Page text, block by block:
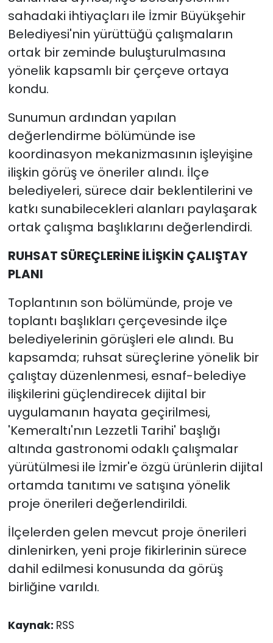
sahadaki ihtiyaçları ile İzmir Büyükşehir
Belediyesi'nin yürüttüğü çalışmaların
ortak bir zeminde buluşturulmasına
yönelik kapsamlı bir çerçeve ortaya
kondu.
Sunumun ardından yapılan
değerlendirme bölümünde ise
koordinasyon mekanizmasının işleyişine
ilişkin görüş ve öneriler alındı. İlçe
belediyeleri, sürece dair beklentilerini ve
katkı sunabilecekleri alanları paylaşarak
ortak çalışma başlıklarını değerlendirdi.
RUHSAT SÜREÇLERİNE İLİŞKİN ÇALIŞTAY
PLANI
Toplantının son bölümünde, proje ve
toplantı başlıkları çerçevesinde ilçe
belediyelerinin görüşleri ele alındı. Bu
kapsamda; ruhsat süreçlerine yönelik bir
çalıştay düzenlenmesi, esnaf-belediye
ilişkilerini güçlendirecek dijital bir
uygulamanın hayata geçirilmesi,
'Kemeraltı'nın Lezzetli Tarihi' başlığı
altında gastronomi odaklı çalışmalar
yürütülmesi ile İzmir'e özgü ürünlerin dijital
ortamda tanıtımı ve satışına yönelik
proje önerileri değerlendirildi.
İlçelerden gelen mevcut proje önerileri
dinlenirken, yeni proje fikirlerinin sürece
dahil edilmesi konusunda da görüş
birliğine varıldı.
Kaynak: RSS